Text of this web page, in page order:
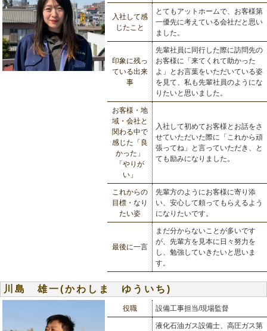
入社して感
じたこと
とてもアットホームで、お客様第
一優先に考えている会社だと思い
ました。
印象に残っ
ている出来
事
先輩社員に同行した際に訪問先の
お客様に「来てくれて助かった
よ」とお言葉をいただいている姿
を見て、私も先輩社員のようにな
りたいと思いました。
お客様・地
域・会社と
関わる中で
感じた「良
かった」
「やりが
い」
入社して初めてお客様とお話をさ
せていただいた際に「これから頑
張ってね」と言っていただき、と
ても励みになりました。
これからの
目標・なり
たい姿
先輩方のようにお客様に寄り添
い、安心して頼ってもらえるよう
になりたいです。
最後に一言
まだ分からないことが多いです
が、先輩方を見本に日々努力を
し、勉強していきたいと思いま
す。
川島 雄一(かわしま ゆういち)
役職 設備工事担当/現場監督
液化石油ガス設備士、高圧ガス第